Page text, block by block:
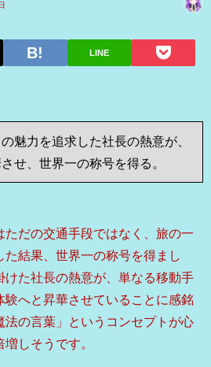
LINE
魅力を追求した社長の熱意が、
せ、世界一の称号を得る。
だの交通手段ではなく、旅の一
結果、世界一の称号を得まし
けた社長の熱意が、単なる移動手
験へと昇華させていることに感銘
法の言葉」というコンセプトが心
しそうです。